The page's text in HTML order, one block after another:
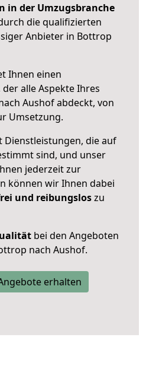
in der Umzugsbranche
die qualifizierten
Anbieter in Bottrop
Ihnen einen
alle Aspekte Ihres
Aushof abdeckt, von
Umsetzung.
Dienstleistungen, die auf
sind, und unser
jederzeit zur
können wir Ihnen dabei
und reibungsloszu
bei den Angeboten
nach Aushof.
erhalten